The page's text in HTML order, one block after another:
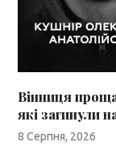
Вінниця
які загинули
8 Серпня, 2026